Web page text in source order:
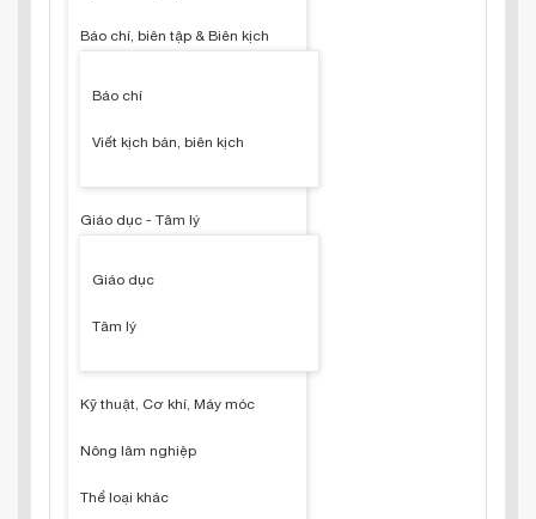
Báo chí, biên tập & Biên kịch
Báo chí
Viết kịch bản, biên kịch
Giáo dục - Tâm lý
Giáo dục
Tâm lý
Kỹ thuật, Cơ khí, Máy móc
Nông lâm nghiệp
Thể loại khác